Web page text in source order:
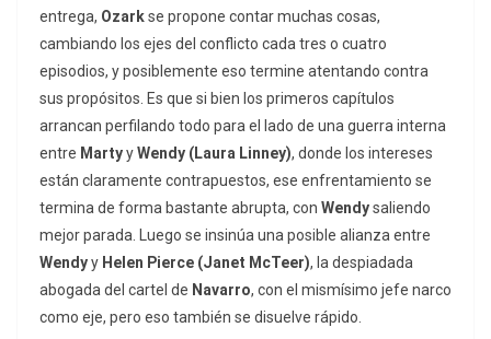
entrega, Ozarkse propone contar muchas cosas,
cambiando los ejes del conflicto cada tres o cuatro
episodios, y posiblemente eso termine atentando contra
sus propósitos. Es que si bien los primeros capítulos
arrancan perfilando todo para el lado de una guerra interna
entre MartyyWendy (Laura Linney), donde los intereses
están claramente contrapuestos, ese enfrentamiento se
termina de forma bastante abrupta, con Wendysaliendo
mejor parada. Luego se insinúa una posible alianza entre
Wendyy Helen Pierce (Janet McTeer), la despiadada
abogada del cartel de Navarro, con el mismísimo jefe narco
como eje, pero eso también se disuelve rápido.